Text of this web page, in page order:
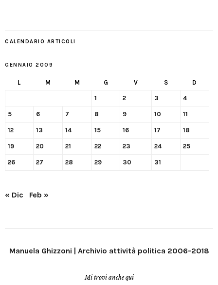
CALENDARIO ARTICOLI
GENNAIO 2009
L M M G V S D
1 2 3 4
5 6 7 8 9 10 11
12 13 14 15 16 17 18
19 20 21 22 23 24 25
26 27 28 29 30 31
« Dic Feb »
Manuela Ghizzoni | Archivio attività politica 2006-2018
Mi trovi anche qui